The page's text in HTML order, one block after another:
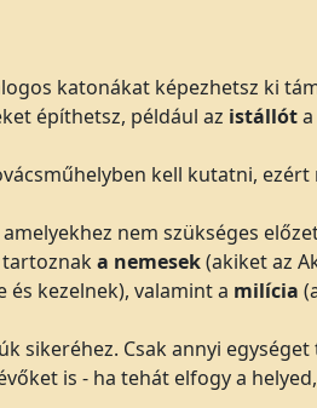
katonákat képezhetsz ki
építhetsz, például az istállót
kell kutatni,
amelyekhez nem szükséges
tartoznaka nemesek(akiket az
kezelnek), valamint a milícia
sikeréhez. Csak annyi
is - ha tehát elfogy a